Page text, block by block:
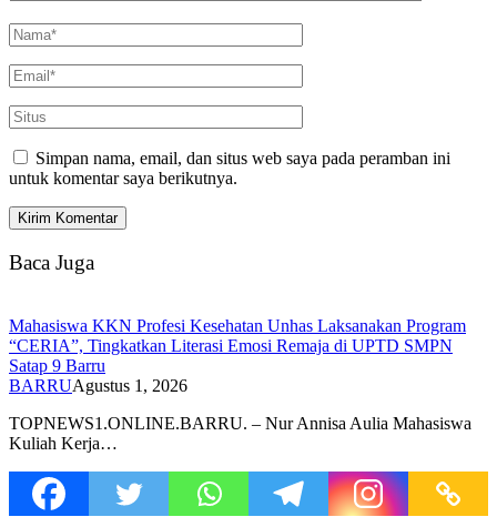
Simpan nama, email, dan situs web saya pada peramban ini
untuk komentar saya berikutnya.
Baca Juga
Mahasiswa KKN Profesi Kesehatan Unhas Laksanakan Program
“CERIA”, Tingkatkan Literasi Emosi Remaja di UPTD SMPN
Satap 9 Barru
BARRUAgustus 1, 2026
TOPNEWS1.ONLINE.BARRU. – Nur Annisa Aulia Mahasiswa
Kuliah Kerja…